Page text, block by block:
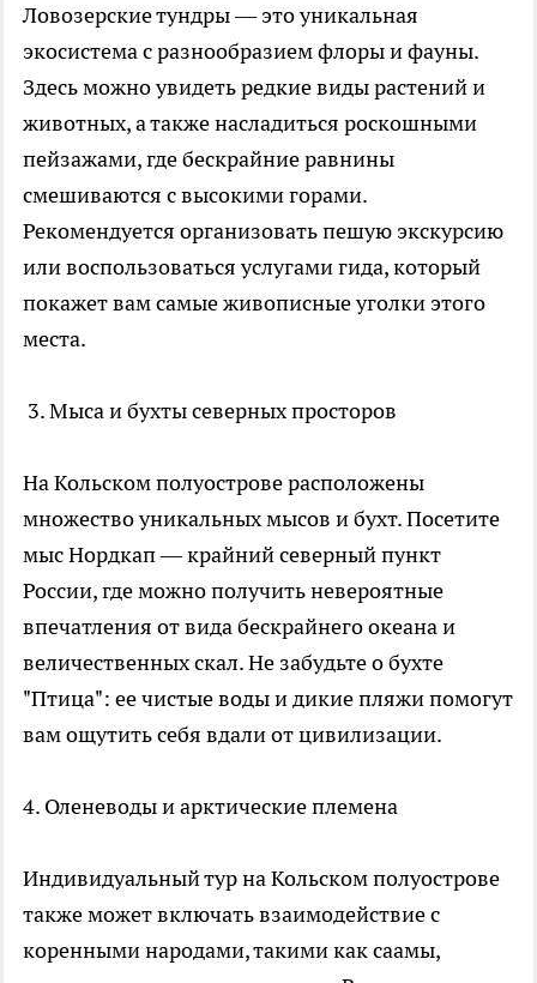
Ловозерские тундры — это уникальная
экосистема с разнообразием флоры и фауны.
Здесь можно увидеть редкие виды растений и
животных, а также насладиться роскошными
пейзажами, где бескрайние равнины
смешиваются с высокими горами.
Рекомендуется организовать пешую экскурсию
или воспользоваться услугами гида, который
покажет вам самые живописные уголки этого
места.
3. Мыса и бухты северных просторов
На Кольском полуострове расположены
множество уникальных мысов и бухт. Посетите
мыс Нордкап — крайний северный пункт
России, где можно получить невероятные
впечатления от вида бескрайнего океана и
величественных скал. Не забудьте о бухте
"Птица": ее чистые воды и дикие пляжи помогут
вам ощутить себя вдали от цивилизации.
4. Оленеводы и арктические племена
Индивидуальный тур на Кольском полуострове
также может включать взаимодействие с
коренными народами, такими как саамы,